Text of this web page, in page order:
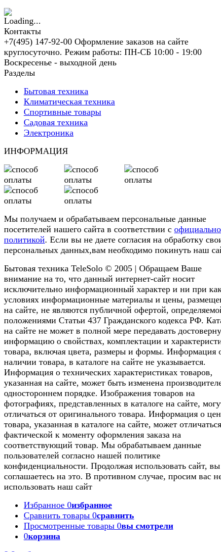
Контакты
+7(495) 147-92-00 Оформление заказов на сайте
круглосуточно. Режим работы: ПН-СБ 10:00 - 19:00
Воскресенье - выходной день
Разделы
Бытовая техника
Климатическая техника
Спортивные товары
Садовая техника
Электроника
ИНФОРМАЦИЯ
Мы получаем и обрабатываем персональные данные
посетителей нашего сайта в соответствии с
политикой. Если вы не даете согласия на обработку
персональных данных,вам необходимо покинуть наш
Бытовая техника TeleSolo © 2005 | Обращаем Ваше
внимание на то, что данный интернет-сайт носит
исключительно информационный характер и ни при
условиях информационные материалы и цены,
на сайте, не являются публичной офертой,
положениями Статьи 437 Гражданского кодекса РФ.
на сайте не может в полной мере передавать
информацию о свойствах, комплектации и
товара, включая цвета, размеры и формы. Информация
наличии товара, в каталоге на сайте не указывается.
Информация о технических характеристиках товаров,
указанная на сайте, может быть изменена
одностороннем порядке. Изображения товаров на
фотографиях, представленных в каталоге на сайте,
отличаться от оригинального товара. Информация о
товара, указанная в каталоге на сайте, может
фактической к моменту оформления заказа на
соответствующий товар. Мы обрабатываем данные
пользователей согласно нашей политике
конфиденциальности. Продолжая использовать сайт, вы
соглашаетесь на это. В противном случае, просим вас
использовать наш сайт
Избранное 0избранное
Сравнить товары 0сравнить
Просмотренные товары 0вы смотрели
0корзина